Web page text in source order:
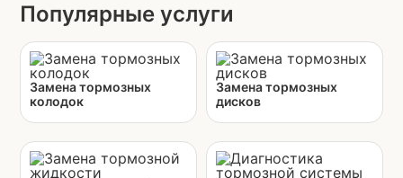
Популярные услуги
Замена тормозных
колодок
Замена тормозных
дисков